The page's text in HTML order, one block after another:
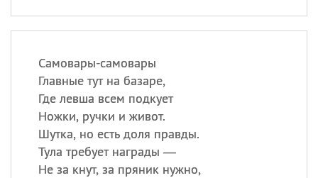
Самовары-самовары
Главные тут на базаре,
Где левша всем подкует
Ножки, ручки и живот.
Шутка, но есть доля правды.
Тула требует награды —
Не за кнут, за пряник нужно,